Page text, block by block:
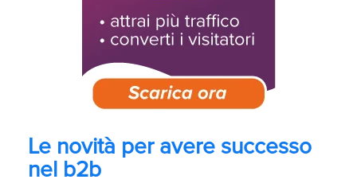
Le novità per avere successo
nel b2b